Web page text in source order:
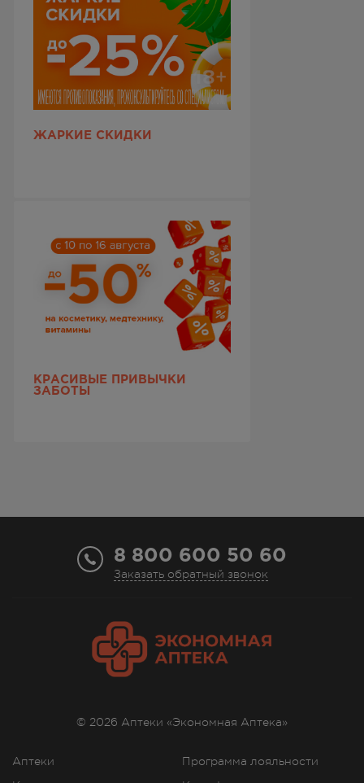
ЖАРКИЕ СКИДКИ
КРАСИВЫЕ ПРИВЫЧКИ
ЗАБОТЫ
8 800 600 50 60
Заказать обратный звонок
Аптеки
Программа лояльности
© 2026 Аптеки «Экономная Аптека»